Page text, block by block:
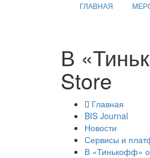
ГЛАВНАЯ
В
Store
Главная
BIS Journal
Новости
Сервисы и
В «Тинькофф»